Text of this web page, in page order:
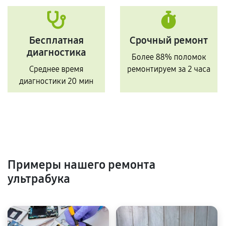
Бесплатная
диагностика
Среднее время
диагностики 20 мин
Срочный ремонт
Более 88% поломок
ремонтируем за 2 часа
Примеры нашего ремонта
ультрабука